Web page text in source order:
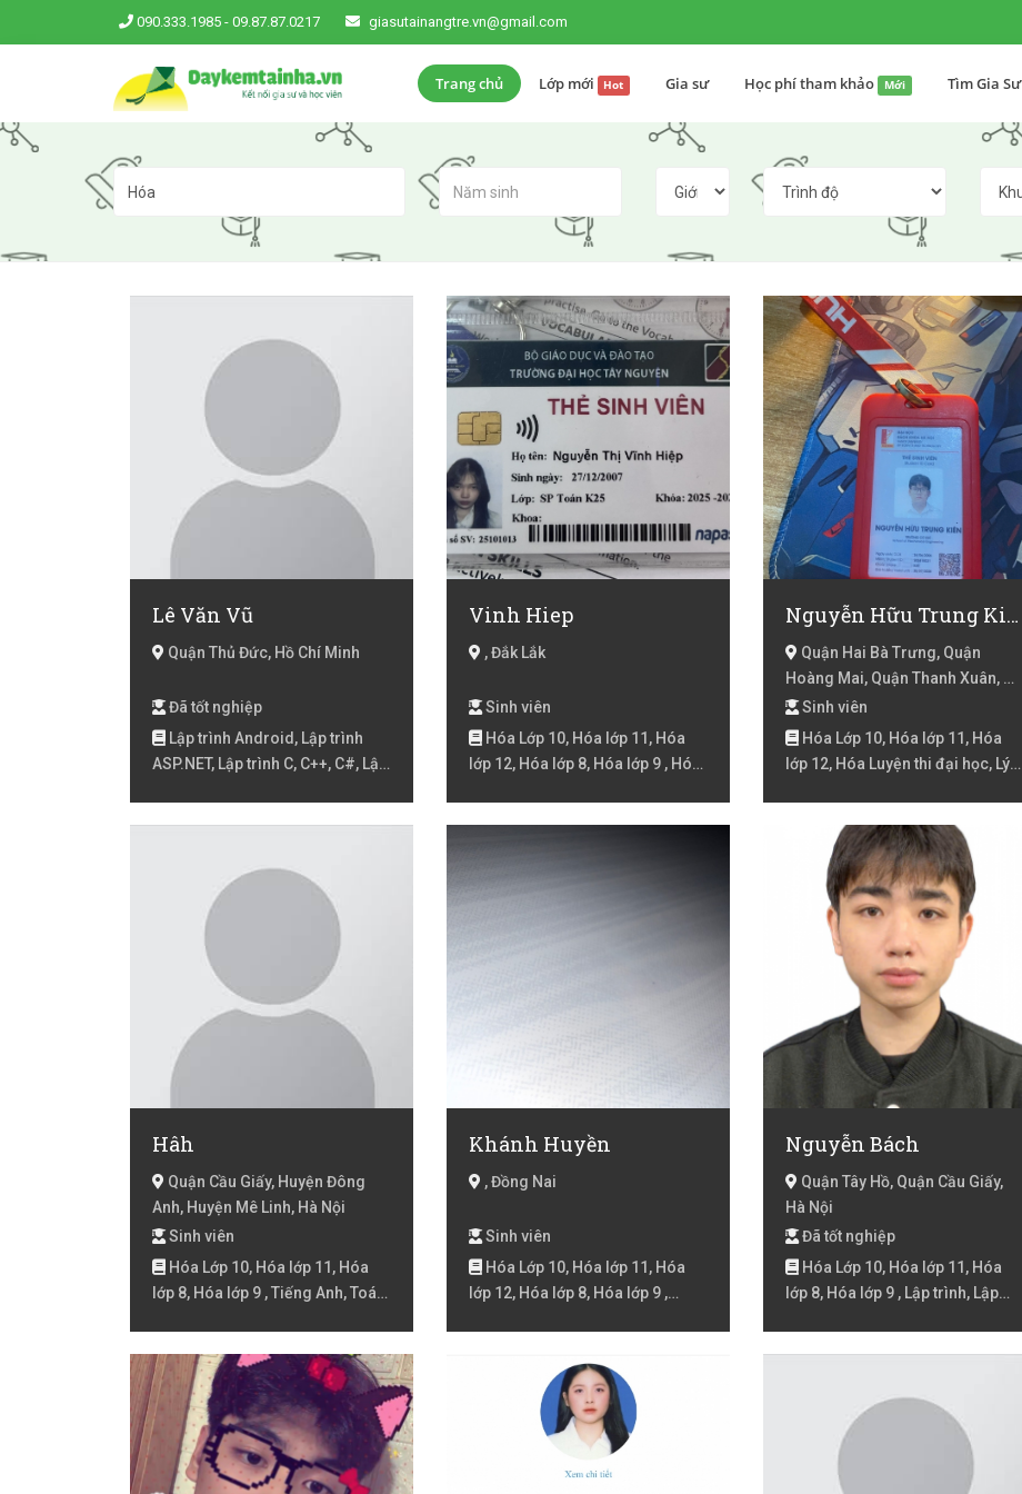
090.333.1985 - 09.87.87.0217 giasutainangtre.vn@gmail.com
Trang chủ Lớp mới Hot Gia sư Học phí tham khảo Mới Tìm Gia Sư
Lê Văn Vũ
Quận Thủ Đức, Hồ Chí Minh
Đã tốt nghiệp
Lập trình Android, Lập trình
ASP.NET, Lập trình C, C++, C#, Lập
Vinh Hiep
, Đắk Lắk
Sinh viên
Hóa Lớp 10, Hóa lớp 11, Hóa
lớp 12, Hóa lớp 8, Hóa lớp 9 , Hóa
Nguyễn Hữu Trung Kiên
Quận Hai Bà Trưng, Quận
Hoàng Mai, Quận Thanh Xuân, Hà
NộiSinh viên
Hóa Lớp 10, Hóa lớp 11, Hóa
lớp 12, Hóa Luyện thi đại học, Lý
Toán lớp 11, Toán lớp 12, Toán lớp
9 , Toán Luyện thi đại học
Hâh
Quận Cầu Giấy, Huyện Đông
Anh, Huyện Mê Linh, Hà Nội
Sinh viên
Hóa Lớp 10, Hóa lớp 11, Hóa
lớp 8, Hóa lớp 9 , Tiếng Anh, Toán
Toán lớp 9
Khánh Huyền
, Đồng Nai
Sinh viên
Hóa Lớp 10, Hóa lớp 11, Hóa
lớp 12, Hóa lớp 8, Hóa lớp 9 ,
Nguyễn Bách
Quận Tây Hồ, Quận Cầu Giấy,
Hà Nội
Đã tốt nghiệp
Hóa Lớp 10, Hóa lớp 11, Hóa
lớp 8, Hóa lớp 9 , Lập trình, Lập